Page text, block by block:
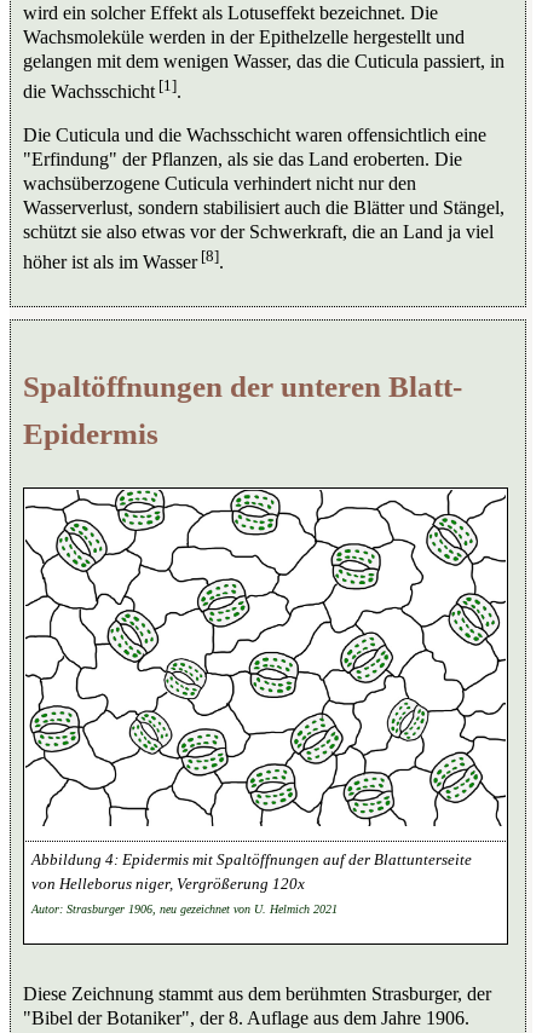
wird ein solcher Effekt als Lotuseffekt bezeichnet. Die
Wachsmoleküle werden in der Epithelzelle hergestellt und
gelangen mit dem wenigen Wasser, das die Cuticula passiert, in
die Wachsschicht [1].
Die Cuticula und die Wachsschicht waren offensichtlich eine
"Erfindung" der Pflanzen, als sie das Land eroberten. Die
wachsüberzogene Cuticula verhindert nicht nur den
Wasserverlust, sondern stabilisiert auch die Blätter und Stängel,
schützt sie also etwas vor der Schwerkraft, die an Land ja viel
höher ist als im Wasser[8].
Spaltöffnungen der unteren Blatt-
Epidermis
Epidermis mit Spaltöffnungen auf der Blattunterseite
von Helleborus niger, Vergrößerung 120x
Autor: Strasburger 1906, neu gezeichnet von U. Helmich 2021
Diese Zeichnung stammt aus dem berühmten Strasburger, der
"Bibel der Botaniker", der 8. Auflage aus dem Jahre 1906.